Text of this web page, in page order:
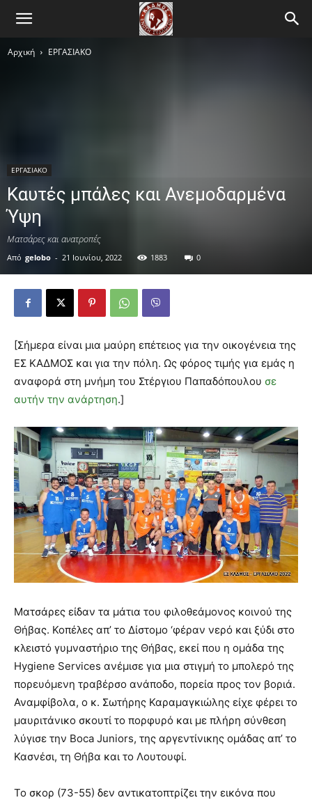
Αρχική ΕΡΓΑΣΙΑΚΟ
ΕΡΓΑΣΙΑΚΟ
Καυτές μπάλες και Ανεμοδαρμένα
Ύψη
Ματσάρες και ανατροπές
Από gelobo - 21 Ιουνίου, 2022 1883 0
[Σήμερα είναι μια μαύρη επέτειος για την οικογένεια της
ΕΣ ΚΑΔΜΟΣ και για την πόλη. Ως φόρος τιμής για εμάς η
αναφορά στη μνήμη του Στέργιου Παπαδόπουλου σε
αυτήν την ανάρτηση.]
Ματσάρες είδαν τα μάτια του φιλοθεάμονος κοινού της
Θήβας. Κοπέλες απ’ το Δίστομο ‘φέραν νερό και ξύδι στο
κλειστό γυμναστήριο της Θήβας, εκεί που η ομάδα της
Hygiene Services ανέμισε για μια στιγμή το μπολερό της
πορευόμενη τραβέρσο ανάποδο, πορεία προς τον βοριά.
Αναμφίβολα, ο κ. Σωτήρης Καραμαγκιώλης είχε φέρει το
μαυριτάνικο σκουτί το πορφυρό και με πλήρη σύνθεση
λύγισε την Boca Juniors, της αργεντίνικης ομάδας απ’ το
Κασνέσι, τη Θήβα και το Λουτουφί.
Το σκορ (73-55) δεν αντικατοπτρίζει την εικόνα που